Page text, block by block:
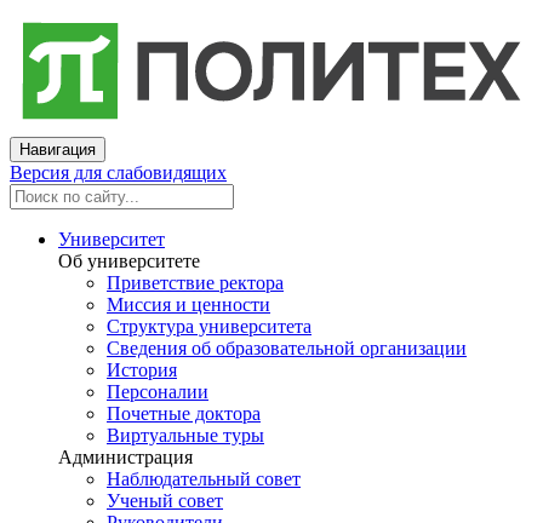
Навигация
Версия для слабовидящих
Университет
Об университете
Приветствие ректора
Миссия и ценности
Структура университета
Сведения об образовательной организации
История
Персоналии
Почетные доктора
Виртуальные туры
Администрация
Наблюдательный совет
Ученый совет